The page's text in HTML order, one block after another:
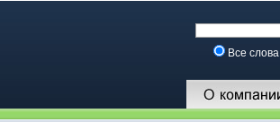
Все слова